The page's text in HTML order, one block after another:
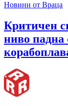
Новини от Враца
Критичен
ниво падна